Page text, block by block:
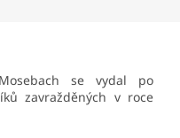
se vydal po
zavražděných v roce